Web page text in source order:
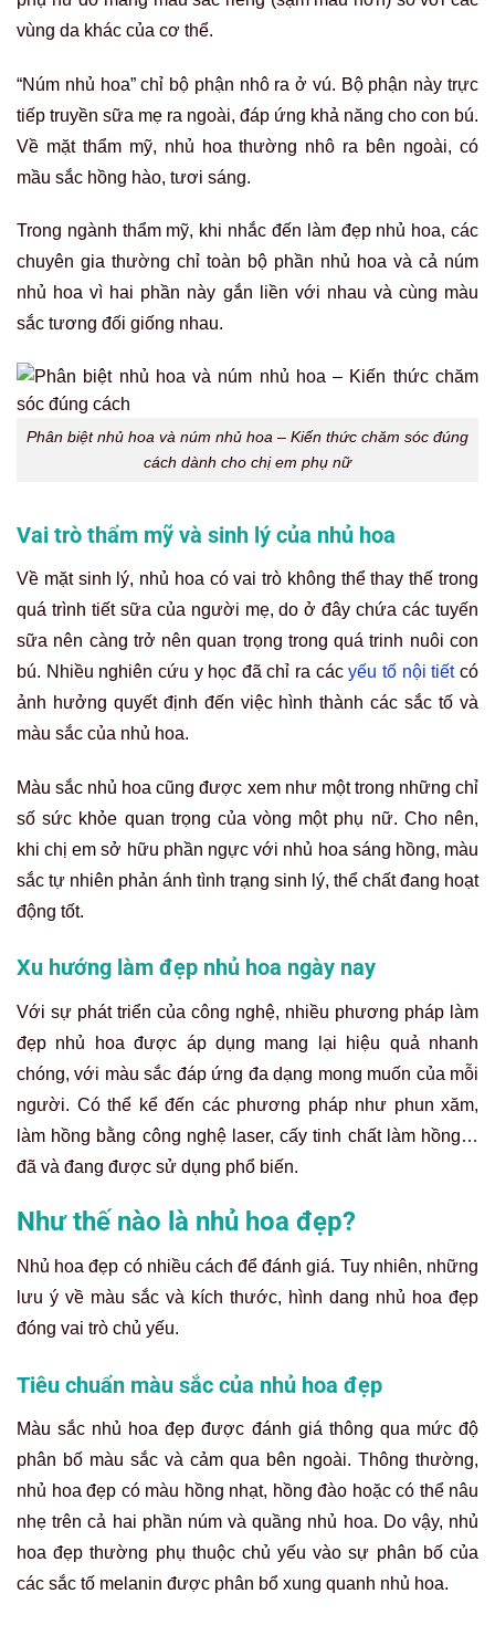
vùng da khác của cơ thể.
“Núm nhủ hoa” chỉ bộ phận nhô ra ở vú. Bộ phận này trực
tiếp truyền sữa mẹ ra ngoài, đáp ứng khả năng cho con bú.
Về mặt thẩm mỹ, nhủ hoa thường nhô ra bên ngoài, có
mầu sắc hồng hào, tươi sáng.
Trong ngành thẩm mỹ, khi nhắc đến làm đẹp nhủ hoa, các
chuyên gia thường chỉ toàn bộ phần nhủ hoa và cả núm
nhủ hoa vì hai phần này gắn liền với nhau và cùng màu
sắc tương đối giống nhau.
Phân biệt nhủ hoa và núm nhủ hoa – Kiến thức chăm sóc đúng
cách dành cho chị em phụ nữ
Vai trò thẩm mỹ và sinh lý của nhủ hoa
Về mặt sinh lý, nhủ hoa có vai trò không thể thay thế trong
quá trình tiết sữa của người mẹ, do ở đây chứa các tuyến
sữa nên càng trở nên quan trọng trong quá trinh nuôi con
bú. Nhiều nghiên cứu y học đã chỉ ra cácyếu tố nội tiếtcó
ảnh hưởng quyết định đến việc hình thành các sắc tố và
màu sắc của nhủ hoa.
Màu sắc nhủ hoa cũng được xem như một trong những chỉ
số sức khỏe quan trọng của vòng một phụ nữ. Cho nên,
khi chị em sở hữu phần ngực với nhủ hoa sáng hồng, màu
sắc tự nhiên phản ánh tình trạng sinh lý, thể chất đang hoạt
động tốt.
Xu hướng làm đẹp nhủ hoa ngày nay
Với sự phát triển của công nghệ, nhiều phương pháp làm
đẹp nhủ hoa được áp dụng mang lại hiệu quả nhanh
chóng, với màu sắc đáp ứng đa dạng mong muốn của mỗi
người. Có thể kể đến các phương pháp như phun xăm,
làm hồng bằng công nghệ laser, cấy tinh chất làm hồng…
đã và đang được sử dụng phổ biến.
Như thế nào là nhủ hoa đẹp?
Nhủ hoa đẹp có nhiều cách để đánh giá. Tuy nhiên, những
lưu ý về màu sắc và kích thước, hình dang nhủ hoa đẹp
đóng vai trò chủ yếu.
Tiêu chuẩn màu sắc của nhủ hoa đẹp
Màu sắc nhủ hoa đẹp được đánh giá thông qua mức độ
phân bố màu sắc và cảm qua bên ngoài. Thông thường,
nhủ hoa đẹp có màu hồng nhạt, hồng đào hoặc có thể nâu
nhẹ trên cả hai phần núm và quầng nhủ hoa. Do vậy, nhủ
hoa đẹp thường phụ thuộc chủ yếu vào sự phân bố của
các sắc tố melanin được phân bổ xung quanh nhủ hoa.